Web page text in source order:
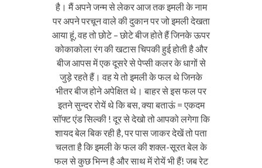
है। मैं अपने जन्म से लेकर आज तक इमली के नाम
पर अपने परचून वाले की दुकान पर जो इमली देखता
आया हूं, वह तो छोटे – छोटे बीज होते हैं जिनके ऊपर
कोकाकोला रंग की खटास चिपकी हुई होती है और
बीज आपस में एक दूसरे से पेप्सी कलर के धागों से
जुड़े रहते हैं। वह ये तो इमली के फल थे जिनके
भीतर बीज होने अपेक्षित थे। बाहर से इस फल पर
इतने सुन्दर रोयें थे कि बस, क्या बताऊं = एकदम
सॉफ्ट एंड सिल्की ! दूर से देखो तो आपको लगेगा कि
शायद बेल बिक रही है, पर पास जाकर देखें तो पता
चलता है कि इमली के फल की शक्ल-सूरत बेल के
फल से कुछ भिन्न है और साथ में रोयें भी हैं! जब रेट